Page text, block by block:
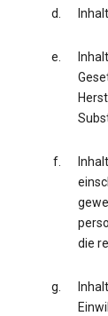
die